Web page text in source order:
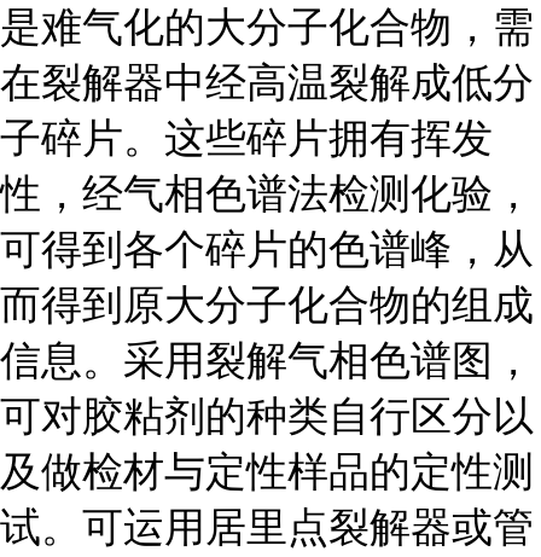
是难气化的大分子化合物，需
在裂解器中经高温裂解成低分
子碎片。这些碎片拥有挥发
性，经气相色谱法检测化验，
可得到各个碎片的色谱峰，从
而得到原大分子化合物的组成
信息。采用裂解气相色谱图，
可对胶粘剂的种类自行区分以
及做检材与定性样品的定性测
试。可运用居里点裂解器或管